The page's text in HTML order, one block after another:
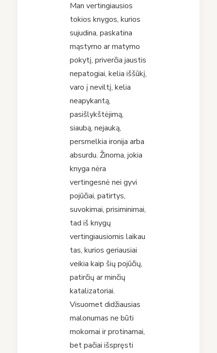
Man vertingiausios
tokios knygos, kurios
sujudina, paskatina
mąstymo ar matymo
pokytį, priverčia jaustis
nepatogiai, kelia iššūkį,
varo į neviltį, kelia
neapykantą,
pasišlykštėjimą,
siaubą, nejauką,
persmelkia ironija arba
absurdu. Žinoma, jokia
knyga nėra
vertingesnė nei gyvi
pojūčiai, patirtys,
suvokimai, prisiminimai,
tad iš knygų
vertingiausiomis laikau
tas, kurios geriausiai
veikia kaip šių pojūčių,
patirčių ar minčių
katalizatoriai.
Visuomet didžiausias
malonumas ne būti
mokomai ir protinamai,
bet pačiai išspręsti